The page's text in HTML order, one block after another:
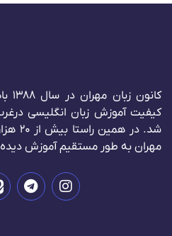
کیفیت آموزش زبان انگلیسی
شد.
مهران به طور مستقیم آموزش